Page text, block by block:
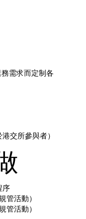
需求而定制各
交所參與者）
序
管活動）
管活動）